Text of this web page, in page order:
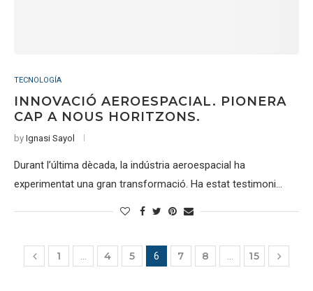
TECNOLOGÍA
INNOVACIÓ AEROESPACIAL. PIONERA
CAP A NOUS HORITZONS.
by Ignasi Sayol
Durant l’última dècada, la indústria aeroespacial ha
experimentat una gran transformació. Ha estat testimoni…
1 4 5 6 7 8 15